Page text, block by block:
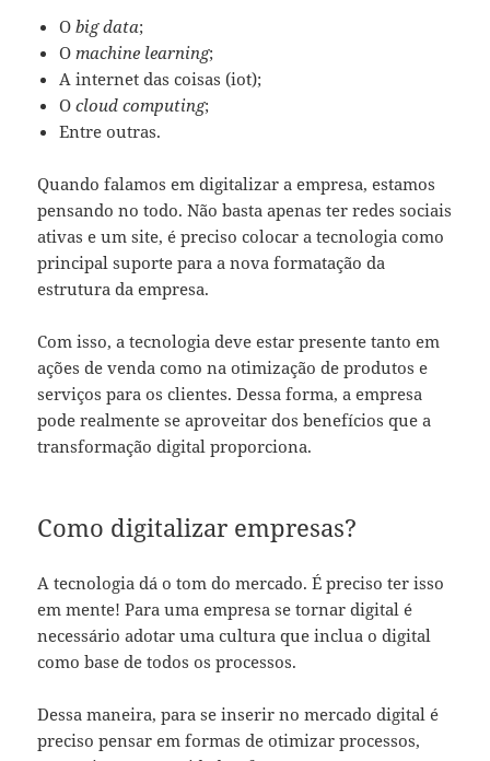
Obig data;
O machine learning;
A internet das coisas (iot);
O cloud computing;
Entre outras.
Quando falamos em digitalizar a empresa, estamos
pensando no todo. Não basta apenas ter redes sociais
ativas e um site, é preciso colocar a tecnologia como
principal suporte para a nova formatação da
estrutura da empresa.
Com isso, a tecnologia deve estar presente tanto em
ações de venda como na otimização de produtos e
serviços para os clientes. Dessa forma, a empresa
pode realmente se aproveitar dos benefícios que a
transformação digital proporciona.
Como digitalizar empresas?
A tecnologia dá o tom do mercado. É preciso ter isso
em mente! Para uma empresa se tornar digital é
necessário adotar uma cultura que inclua o digital
como base de todos os processos.
Dessa maneira, para se inserir no mercado digital é
preciso pensar em formas de otimizar processos,